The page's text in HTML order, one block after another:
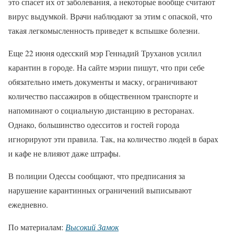
вирус выдумкой. Врачи наблюдают за этим с опаской, что
такая легкомысленность приведет к вспышке болезни.
Еще 22 июня одесский мэр Геннадий Труханов усилил
карантин в городе. На сайте мэрии пишут, что при себе
обязательно иметь документы и маску, ограничивают
количество пассажиров в общественном транспорте и
напоминают о социальную дистанцию в ресторанах.
Однако, большинство одесситов и гостей города
игнорируют эти правила. Так, на количество людей в барах
и кафе не влияют даже штрафы.
В полиции Одессы сообщают, что предписания за
нарушение карантинных ограничений выписывают
ежедневно.
По материалам: Высокий Замок